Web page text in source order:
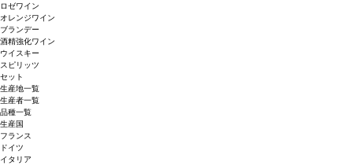
ロゼワイン
オレンジワイン
ブランデー
酒精強化ワイン
ウイスキー
スピリッツ
セット
生産地一覧
生産者一覧
品種一覧
生産国
フランス
ドイツ
イタリア